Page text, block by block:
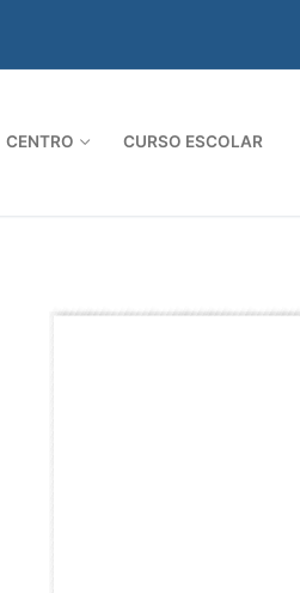
CENTRO CURSO ESCOLAR